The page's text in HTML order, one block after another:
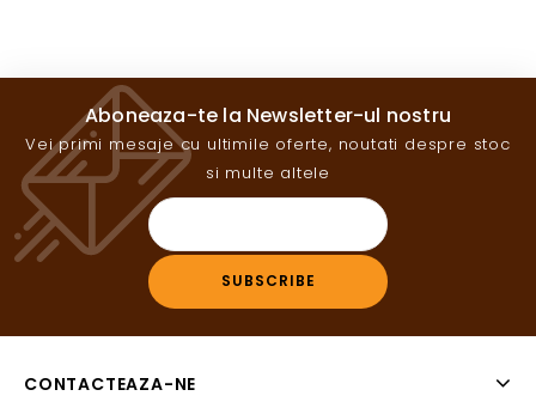
Aboneaza-te la Newsletter-ul nostru
Vei primi mesaje cu ultimile oferte, noutati despre stoc
si multe altele
CONTACTEAZA-NE